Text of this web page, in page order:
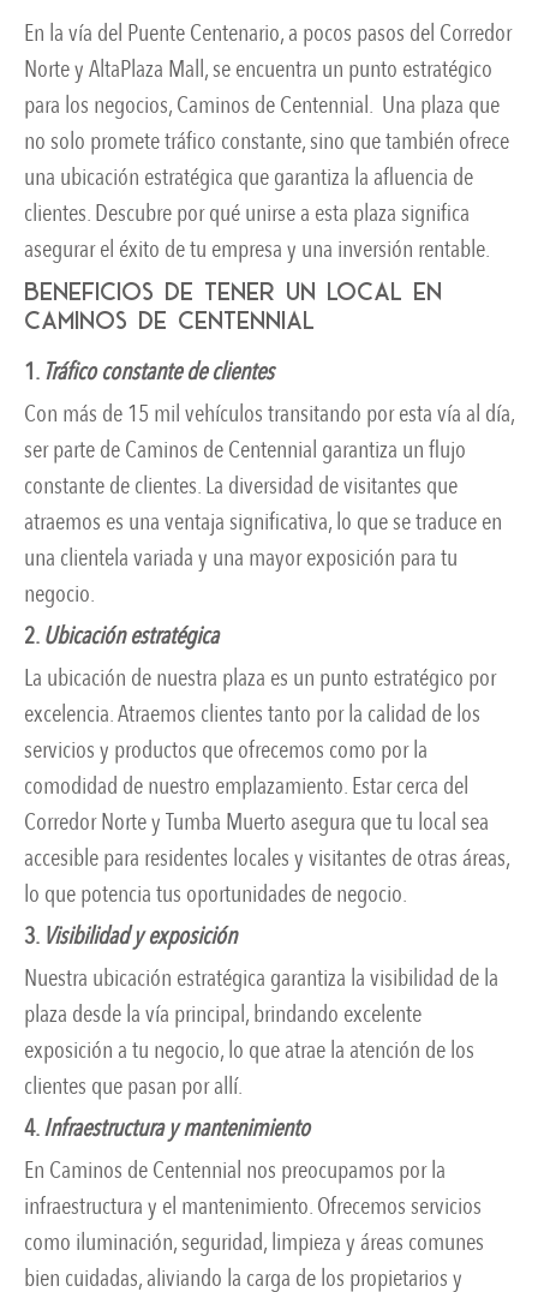
En la vía del Puente Centenario, a pocos pasos del Corredor
Norte y AltaPlaza Mall, se encuentra un punto estratégico
para los negocios, Caminos de Centennial. Una plaza que
no solo promete tráfico constante, sino que también ofrece
una ubicación estratégica que garantiza la afluencia de
clientes. Descubre por qué unirse a esta plaza significa
asegurar el éxito de tu empresa y una inversión rentable.
Beneficios de tener un local en
Caminos de Centennial
1.Tráfico constante de clientes
Con más de 15 mil vehículos transitando por esta vía al día,
ser parte de Caminos de Centennial garantiza un flujo
constante de clientes. La diversidad de visitantes que
atraemos es una ventaja significativa, lo que se traduce en
una clientela variada y una mayor exposición para tu
negocio.
2.Ubicación estratégica
La ubicación de nuestra plaza es un punto estratégico por
excelencia. Atraemos clientes tanto por la calidad de los
servicios y productos que ofrecemos como por la
comodidad de nuestro emplazamiento. Estar cerca del
Corredor Norte y Tumba Muerto asegura que tu local sea
accesible para residentes locales y visitantes de otras áreas,
lo que potencia tus oportunidades de negocio.
3. Visibilidad y exposición
Nuestra ubicación estratégica garantiza la visibilidad de la
plaza desde la vía principal, brindando excelente
exposición a tu negocio, lo que atrae la atención de los
clientes que pasan por allí.
4.Infraestructura y mantenimiento
En Caminos de Centennial nos preocupamos por la
infraestructura y el mantenimiento. Ofrecemos servicios
como iluminación, seguridad, limpieza y áreas comunes
bien cuidadas, aliviando la carga de los propietarios y